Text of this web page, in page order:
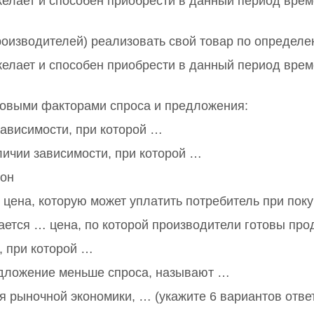
реализовать свой товар по
и способен приобрести в данный период
факторами спроса и предложения:
при которой …
зависимости, при которой …
которую может уплатить потребитель при
… цена, по которой производители готовы
при которой …
меньше спроса, называют …
экономики, … (укажите 6 вариантов